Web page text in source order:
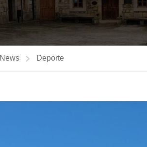
News Deporte